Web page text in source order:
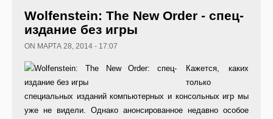
Wolfenstein: The New Order - спец-
издание без игры
ON МАРТА 28, 2014 - 17:07
Кажется, каких
только
специальных изданий компьютерных и консольных игр мы
уже не видели. Однако анонсированное недавно особое